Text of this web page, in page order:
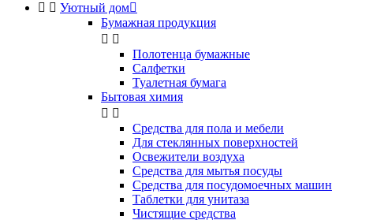
  Уютный дом
Бумажная продукция
 
Полотенца бумажные
Салфетки
Туалетная бумага
Бытовая химия
 
Cредства для пола и мебели
Для стеклянных поверхностей
Освежители воздуха
Средства для мытья посуды
Средства для посудомоечных машин
Таблетки для унитаза
Чистящие средства